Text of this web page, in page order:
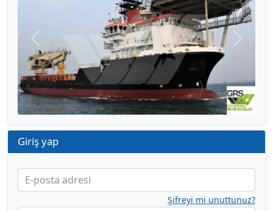
Önceki Sonraki
Giriş yap
E-posta adresi
Şifreyi mi unuttunuz?